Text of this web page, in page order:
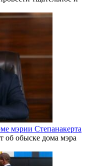
мэрии Степанакерта
об обыске дома мэра